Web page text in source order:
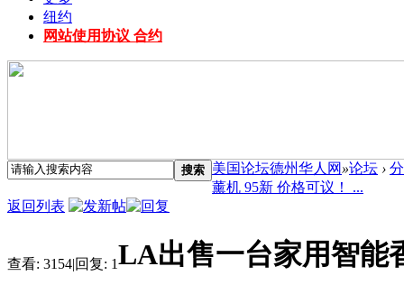
纽约
网站使用协议 合约
搜索 美国论坛德州华人网 »论坛 ›
薰机 95新 价格可议！ ...
返回列表
查看: 3154|回复: 1LA出售一台家用智能